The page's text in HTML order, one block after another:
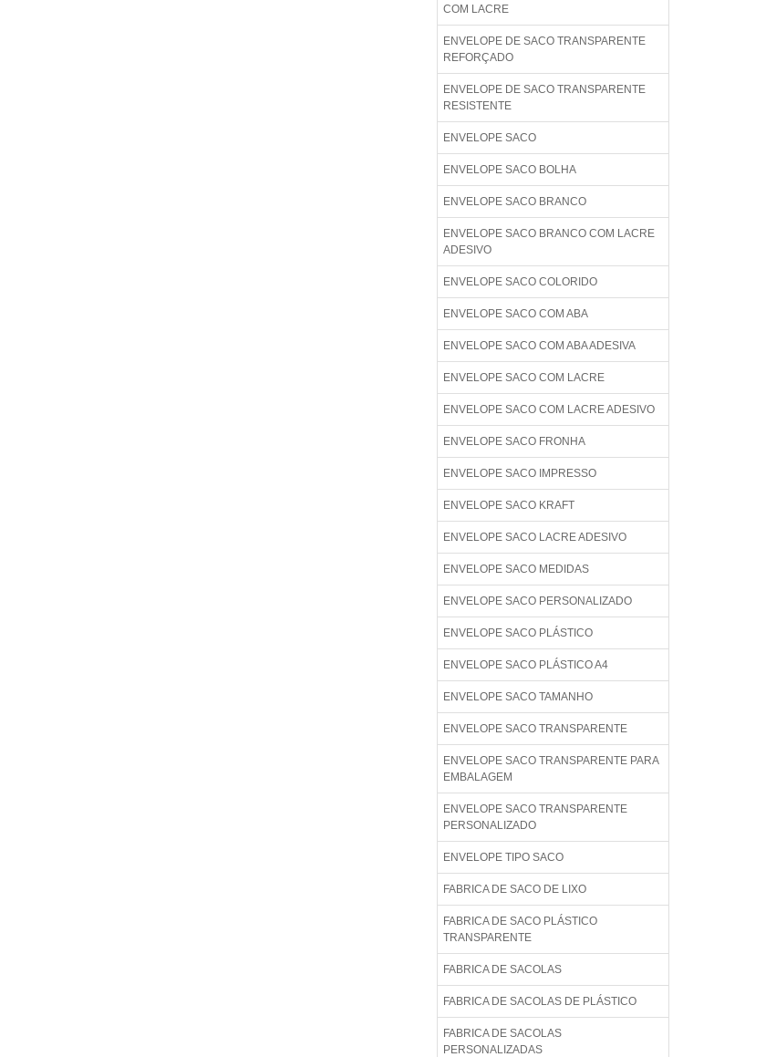
COM LACRE
ENVELOPE DE SACO TRANSPARENTE
REFORÇADO
ENVELOPE DE SACO TRANSPARENTE
RESISTENTE
ENVELOPE SACO
ENVELOPE SACO BOLHA
ENVELOPE SACO BRANCO
ENVELOPE SACO BRANCO COM LACRE
ADESIVO
ENVELOPE SACO COLORIDO
ENVELOPE SACO COM ABA
ENVELOPE SACO COM ABA ADESIVA
ENVELOPE SACO COM LACRE
ENVELOPE SACO COM LACRE ADESIVO
ENVELOPE SACO FRONHA
ENVELOPE SACO IMPRESSO
ENVELOPE SACO KRAFT
ENVELOPE SACO LACRE ADESIVO
ENVELOPE SACO MEDIDAS
ENVELOPE SACO PERSONALIZADO
ENVELOPE SACO PLÁSTICO
ENVELOPE SACO PLÁSTICO A4
ENVELOPE SACO TAMANHO
ENVELOPE SACO TRANSPARENTE
ENVELOPE SACO TRANSPARENTE PARA
EMBALAGEM
ENVELOPE SACO TRANSPARENTE
PERSONALIZADO
ENVELOPE TIPO SACO
FABRICA DE SACO DE LIXO
FABRICA DE SACO PLÁSTICO
TRANSPARENTE
FABRICA DE SACOLAS
FABRICA DE SACOLAS DE PLÁSTICO
FABRICA DE SACOLAS
PERSONALIZADAS